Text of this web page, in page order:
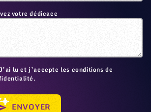
votre dédicace
lu et j’accepte les conditions de
ENVOYER